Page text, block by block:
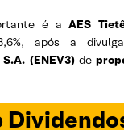
é aAES
após a
S.A. (ENEV3)de